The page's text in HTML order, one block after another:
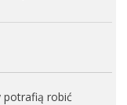
potrafią robić